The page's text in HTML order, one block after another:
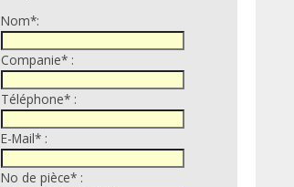
Nom*:
Companie* :
Téléphone* :
E-Mail* :
No de pièce* :